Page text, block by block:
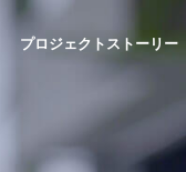
プロジェクトストーリー